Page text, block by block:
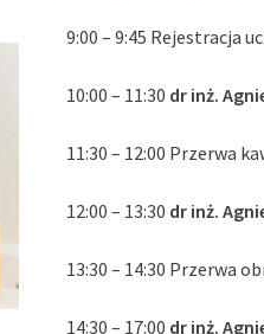
9:00 – 9:45 Rejestracja
10:00 – 11:30 dr inż.
11:30 – 12:00 Przerwa
12:00 – 13:30 dr inż.
13:30 – 14:30 Przerwa
14:30 – 17:00 dr inż.